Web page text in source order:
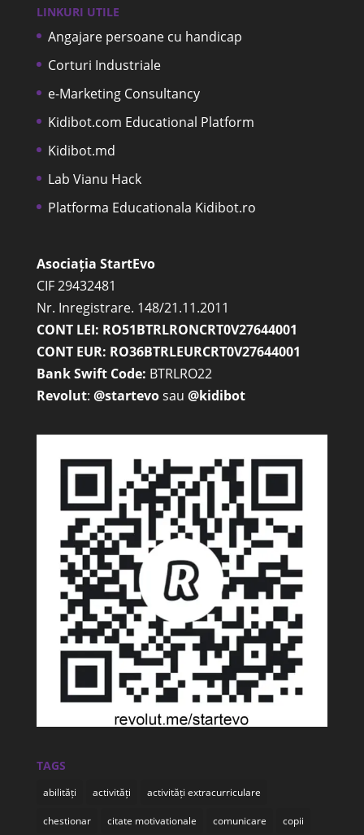
LINKURI UTILE
Angajare persoane cu handicap
Corturi Industriale
e-Marketing Consultancy
Kidibot.com Educational Platform
Kidibot.md
Lab Vianu Hack
Platforma Educationala Kidibot.ro
Asociația StartEvo
CIF 29432481
Nr. Inregistrare. 148/21.11.2011
CONT LEI: RO51BTRLRONCRT0V27644001
CONT EUR: RO36BTRLEURCRT0V27644001
Bank Swift Code: BTRLRO22
Revolut: @startevosau @kidibot
TAGS
abilități activități activități extracurriculare
chestionar citate motivationale comunicare copii